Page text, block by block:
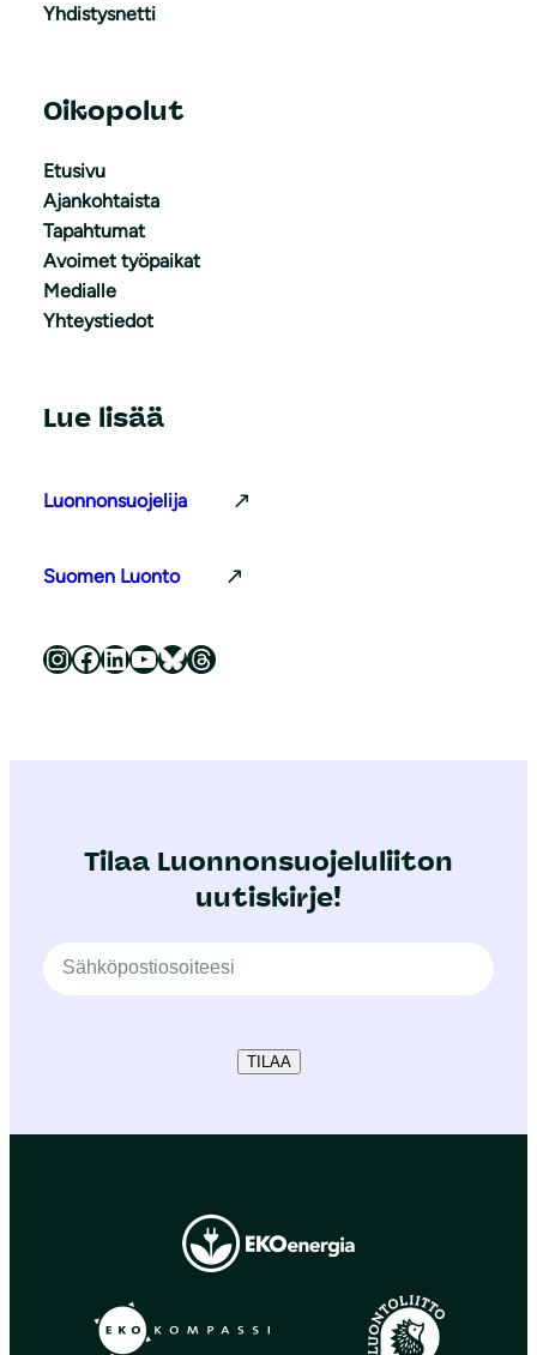
Yhdistysnetti
Oikopolut
Etusivu
Ajankohtaista
Tapahtumat
Avoimet työpaikat
Medialle
Yhteystiedot
Lue lisää
Luonnonsuojelija
Suomen Luonto
Luonnonsuojeluliitto Instagramissa Luonnonsuojeluliitto Facebookissa Luonnonsuojeluliitto LinkedInissä Luonnonsuojeluliiton YouTube-kanava Luonnonsuojeluliitto Blueskyssa Luonnonsuojeluliitto Threadsissa
Tilaa Luonnonsuojeluliiton
uutiskirje!
TILAA